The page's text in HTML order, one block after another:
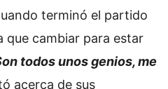
terminó el partido
que cambiar para estar
todos unos genios, me
acerca de sus